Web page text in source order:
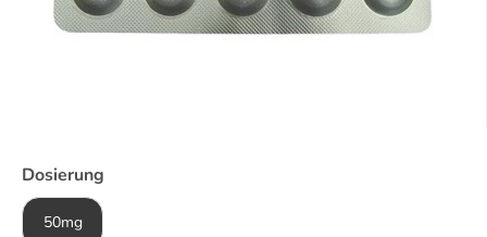
Dosierung
50mg